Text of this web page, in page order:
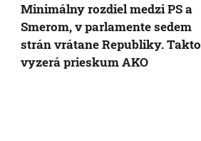
Minimálny rozdiel medzi PS a
Smerom, v parlamente sedem
strán vrátane Republiky. Takto
vyzerá prieskum AKO